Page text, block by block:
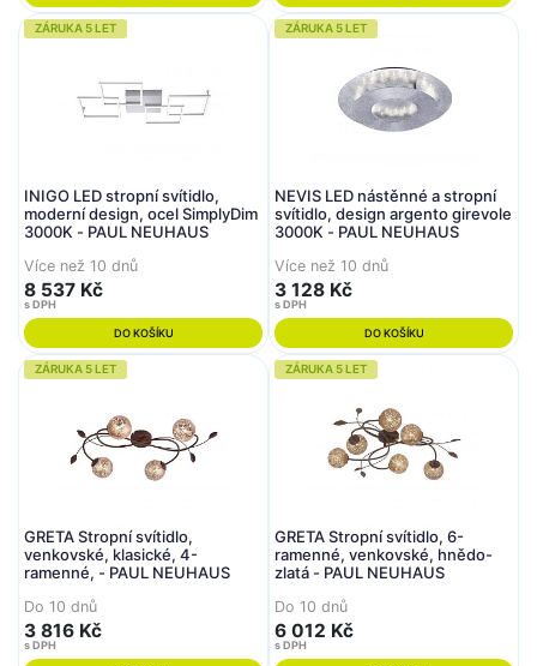
ZÁRUKA 5 LET
INIGO LED stropní svítidlo,
moderní design, ocel SimplyDim
3000K - PAUL NEUHAUS
Více než 10 dnů
8 537 Kč
s DPH
DO KOŠÍKU
ZÁRUKA 5 LET
NEVIS LED nástěnné a stropní
svítidlo, design argento girevole
3000K - PAUL NEUHAUS
Více než 10 dnů
3 128 Kč
s DPH
DO KOŠÍKU
ZÁRUKA 5 LET
GRETA Stropní svítidlo,
venkovské, klasické, 4-
ramenné, - PAUL NEUHAUS
Do 10 dnů
3 816 Kč
s DPH
ZÁRUKA 5 LET
GRETA Stropní svítidlo, 6-
ramenné, venkovské, hnědo-
zlatá - PAUL NEUHAUS
Do 10 dnů
6 012 Kč
s DPH